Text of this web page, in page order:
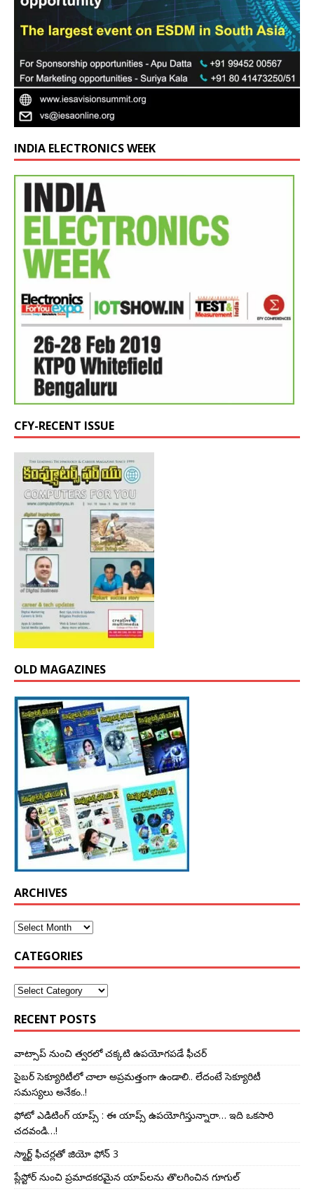
INDIA ELECTRONICS WEEK
CFY-RECENT ISSUE
OLD MAGAZINES
ARCHIVES
CATEGORIES
RECENT POSTS
వాట్సాప్ నుంచి త్వ‌ర‌లో చ‌క్క‌టి ఉప‌యోగ‌ప‌డే ఫీచ‌ర్‌
సైబర్‌ సెక్యూరిటీలో చాలా అప్ర‌మ‌త్తంగా ఉండాలి.. లేదంటే సెక్యూరిటీ
స‌మ‌స్య‌లు అనేకం..!
ఫోటో ఎడిటింగ్ యాప్స్‌ : ఈ యాప్స్ ఉప‌యోగిస్తున్నారా… ఇది ఒక‌సారి
చ‌దవండి…!
స్మార్ట్‌ ఫీచర్లతో జియో ఫోన్‌ 3
ప్లేస్టోర్ నుంచి ప్ర‌మాద‌క‌ర‌మైన యాప్‌ల‌ను తొల‌గించిన గూగుల్